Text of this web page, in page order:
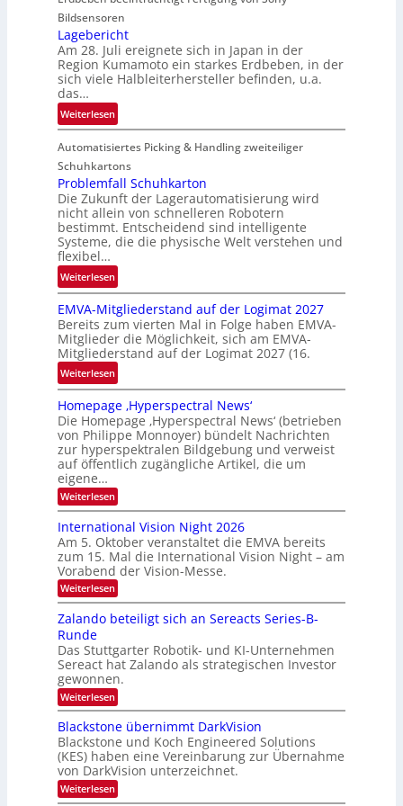
i
n
i
l
s
z
ä
h
l
e
n
Bildsensoren
Lagebericht
Am 28. Juli ereignete sich in Japan in der
Region Kumamoto ein starkes Erdbeben, in der
sich viele Halbleiterhersteller befinden, u.a.
das…
Weiterlesen:
L
a
g
e
b
e
r
i
c
h
Automatisiertes Picking & Handling zweiteiliger
Schuhkartons
Problemfall Schuhkarton
Die Zukunft der Lagerautomatisierung wird
nicht allein von schnelleren Robotern
bestimmt. Entscheidend sind intelligente
Systeme, die die physische Welt verstehen und
flexibel…
Weiterlesen:
P
r
o
b
l
e
f
a
l
l
c
h
u
h
k
a
r
t
n
EMVA-Mitgliederstand auf der Logimat 2027
Bereits zum vierten Mal in Folge haben EMVA-
Mitglieder die Möglichkeit, sich am EMVA-
Mitgliederstand auf der Logimat 2027 (16.
Weiterlesen:
E
M
V
A
-
i
t
g
l
i
e
d
s
t
a
n
d
a
u
f
d
e
Homepage ‚Hyperspectral News‘
Die Homepage ‚Hyperspectral News‘ (betrieben
von Philippe Monnoyer) bündelt Nachrichten
zur hyperspektralen Bildgebung und verweist
auf öffentlich zugängliche Artikel, die um
eigene…
Weiterlesen:
H
m
e
p
g
e
H
p
e
r
s
p
e
c
t
r
a
l
N
e
International Vision Night 2026
Am 5. Oktober veranstaltet die EMVA bereits
zum 15. Mal die International Vision Night – am
Vorabend der Vision-Messe.
Weiterlesen:
I
t
r
n
a
t
i
o
n
a
l
V
i
s
i
Zalando beteiligt sich an Sereacts Series-B-
Runde
Das Stuttgarter Robotik- und KI-Unternehmen
Sereact hat Zalando als strategischen Investor
gewonnen.
Weiterlesen:
Z
l
a
n
d
o
b
Blackstone übernimmt DarkVision
Blackstone und Koch Engineered Solutions
(KES) haben eine Vereinbarung zur Übernahme
von DarkVision unterzeichnet.
Weiterlesen:
B